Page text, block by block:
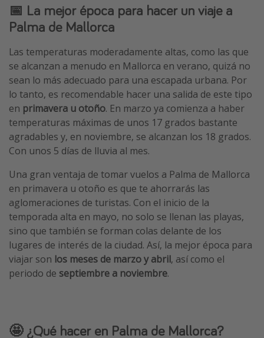
📅 La mejor época para hacer un viaje a
Palma de Mallorca
Las temperaturas moderadamente altas, como las que
se alcanzan a menudo en Mallorca en verano, quizá no
sean lo más adecuado para una escapada urbana. Por
lo tanto, es recomendable hacer una salida de este tipo
en primavera u otoño. En marzo ya comienza a haber
temperaturas máximas de unos 17 grados bastante
agradables y, en noviembre, se alcanzan los 18 grados.
Con unos 5 días de lluvia al mes.
Una gran ventaja de tomar vuelos a Palma de Mallorca
en primavera u otoño es que te ahorrarás las
aglomeraciones de turistas. Con el inicio de la
temporada alta en mayo, no solo se llenan las playas,
sino que también se forman colas delante de los
lugares de interés de la ciudad. Así, la mejor época para
viajar son los meses de marzo y abril, así como el
periodo de septiembre a noviembre.
🤩 ¿Qué hacer en Palma de Mallorca?